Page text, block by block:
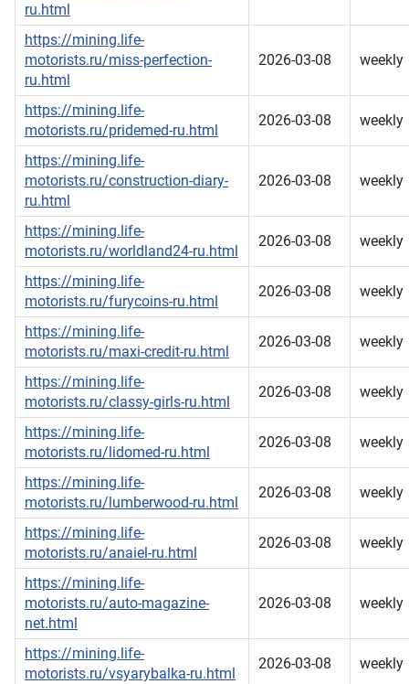
ru.html
https://mining.life-
motorists.ru/miss-perfection-
ru.html
2026-03-08 weekly
https://mining.life-
motorists.ru/pridemed-ru.html
2026-03-08 weekly
https://mining.life-
motorists.ru/construction-diary-
ru.html
2026-03-08 weekly
https://mining.life-
motorists.ru/worldland24-ru.html
2026-03-08 weekly
https://mining.life-
motorists.ru/furycoins-ru.html
2026-03-08 weekly
https://mining.life-
motorists.ru/maxi-credit-ru.html
2026-03-08 weekly
https://mining.life-
motorists.ru/classy-girls-ru.html
2026-03-08 weekly
https://mining.life-
motorists.ru/lidomed-ru.html
2026-03-08 weekly
https://mining.life-
motorists.ru/lumberwood-ru.html
2026-03-08 weekly
https://mining.life-
motorists.ru/anaiel-ru.html
2026-03-08 weekly
https://mining.life-
motorists.ru/auto-magazine-
net.html
2026-03-08 weekly
https://mining.life-
motorists.ru/vsyarybalka-ru.html
2026-03-08 weekly